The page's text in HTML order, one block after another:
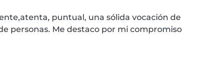
puntual, una sólida vocación de
personas. Me destaco por mi compromiso